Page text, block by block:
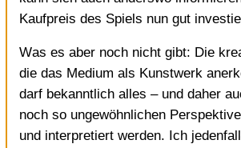
Kaufpreis des Spiels nun gut
Was es aber noch nicht gibt: Die
die das Medium als Kunstwerk
darf bekanntlich alles – und daher
noch so ungewöhnlichen
und interpretiert werden. Ich